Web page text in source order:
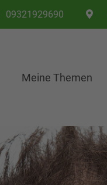
09321929690
Meine Themen